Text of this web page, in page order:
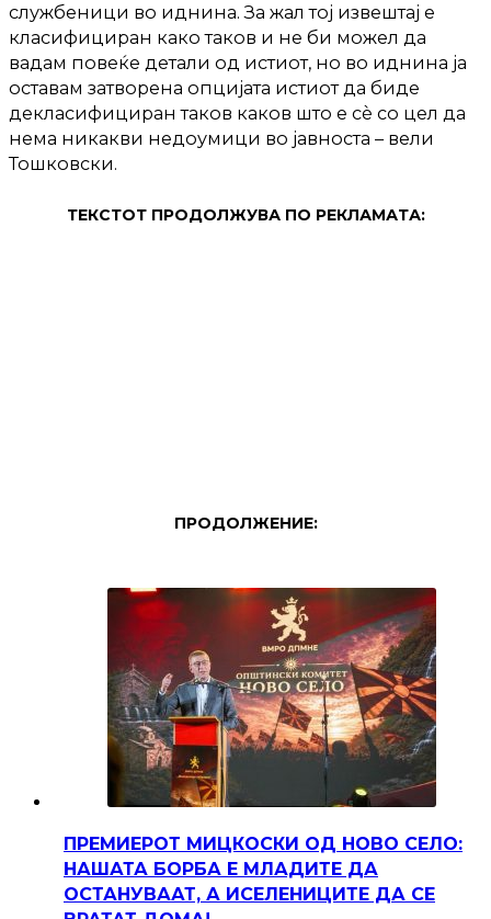
службеници во иднина. За жал тој извештај е
класифициран како таков и не би можел да
вадам повеќе детали од истиот, но во иднина ја
оставам затворена опцијата истиот да биде
декласифициран таков каков што е сè со цел да
нема никакви недоумици во јавноста – вели
Тошковски.
ТЕКСТОТ ПРОДОЛЖУВА ПО РЕКЛАМАТА:
ПРОДОЛЖЕНИЕ:
ПРЕМИЕРОТ МИЦКОСКИ ОД НОВО СЕЛО:
НАШАТА БОРБА Е МЛАДИТЕ ДА
ОСТАНУВААТ, А ИСЕЛЕНИЦИТЕ ДА СЕ